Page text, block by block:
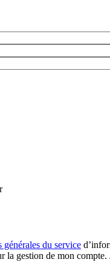
générales du service
la gestion de mon